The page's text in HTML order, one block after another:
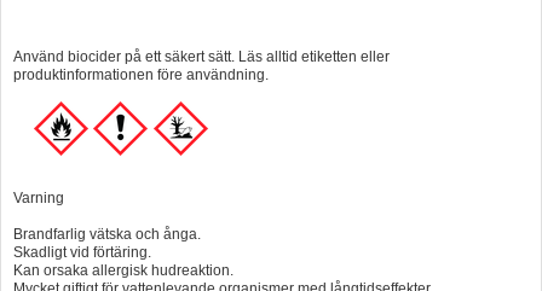
Använd biocider på ett säkert sätt. Läs alltid etiketten eller
produktinformationen före användning.
Varning
Brandfarlig vätska och ånga.
Skadligt vid förtäring.
Kan orsaka allergisk hudreaktion.